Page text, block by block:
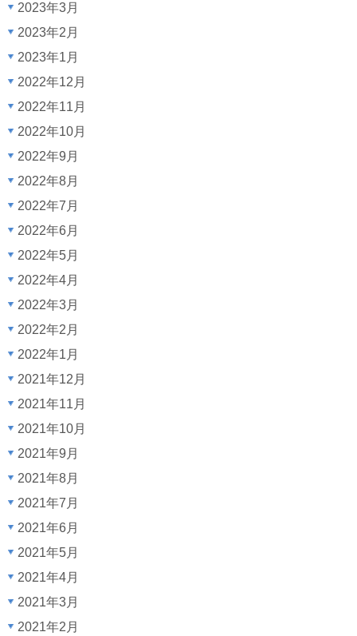
2023年3月
2023年2月
2023年1月
2022年12月
2022年11月
2022年10月
2022年9月
2022年8月
2022年7月
2022年6月
2022年5月
2022年4月
2022年3月
2022年2月
2022年1月
2021年12月
2021年11月
2021年10月
2021年9月
2021年8月
2021年7月
2021年6月
2021年5月
2021年4月
2021年3月
2021年2月